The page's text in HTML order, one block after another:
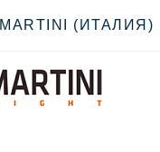
MARTINI (ИТАЛИЯ)